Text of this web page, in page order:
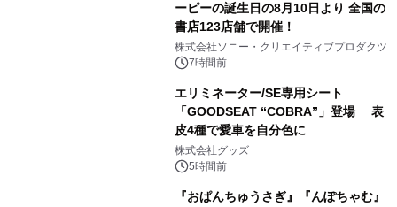
ーピーの誕生日の8月10日より 全国の
書店123店舗で開催！
株式会社ソニー・クリエイティブプロダクツ
7時間前
エリミネーター/SE専用シート
「GOODSEAT “COBRA”」登場 表
皮4種で愛車を自分色に
株式会社グッズ
5時間前
『おぱんちゅうさぎ』『んぽちゃむ』